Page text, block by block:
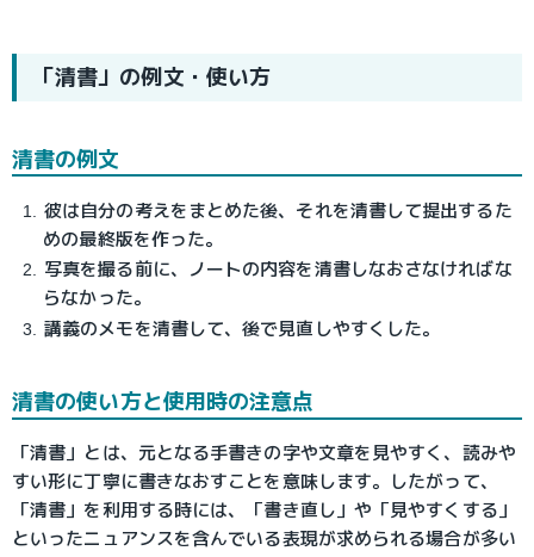
「清書」の例文・使い方
清書の例文
彼は自分の考えをまとめた後、それを清書して提出するた
めの最終版を作った。
写真を撮る前に、ノートの内容を清書しなおさなければな
らなかった。
講義のメモを清書して、後で見直しやすくした。
清書の使い方と使用時の注意点
「清書」とは、元となる手書きの字や文章を見やすく、読みや
すい形に丁寧に書きなおすことを意味します。したがって、
「清書」を利用する時には、「書き直し」や「見やすくする」
といったニュアンスを含んでいる表現が求められる場合が多い